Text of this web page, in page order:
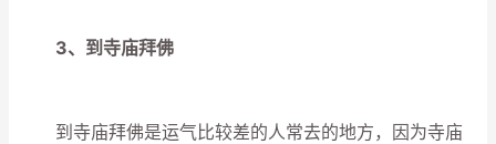
3、到寺庙拜佛
到寺庙拜佛是运气比较差的人常去的地方，因为寺庙